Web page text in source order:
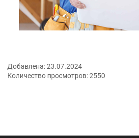
Добавлена:23.07.2024
Количество просмотров:2550